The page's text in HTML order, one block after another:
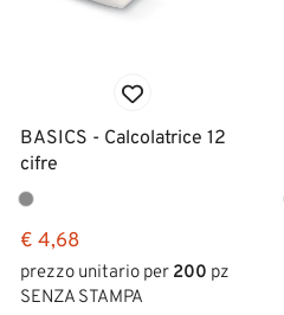
BASICS - Calcolatrice 12
cifre
€ 4,68
prezzo unitario per200 pz
SENZA STAMPA